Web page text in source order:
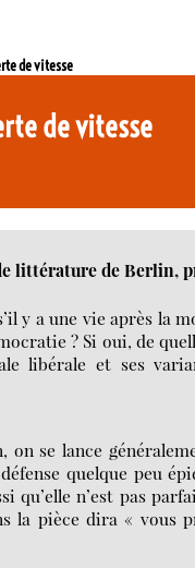
de vitesse
de vitesse
littérature de Berlin,
y a une vie après la
? Si oui, de
libérale et ses
se lance
quelque peu
n’est pas
la pièce dira « vous